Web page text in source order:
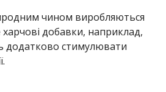
чином виробляються
добавки, наприклад,
додатково стимулювати